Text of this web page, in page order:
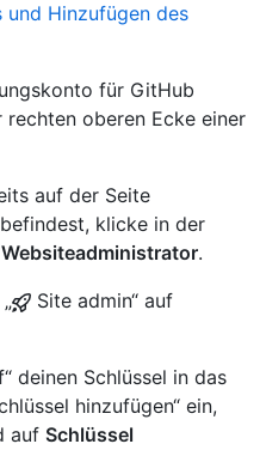
und Hinzufügen des
für GitHub
oberen Ecke einer
auf der Seite
klicke in der
Websiteadministrator.
Site admin“ auf
deinen Schlüssel in das
hinzufügen“ ein,
auf Schlüssel